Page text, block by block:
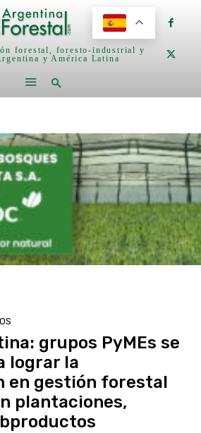
forestal, foresto-industrial y
y América Latina
grupos PyMEs se
lograr la
en gestión forestal
plantaciones,